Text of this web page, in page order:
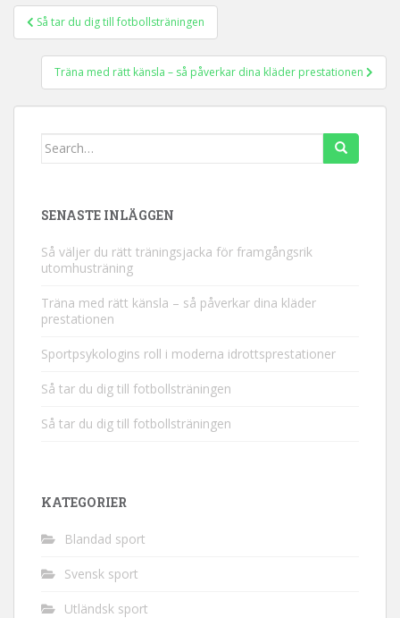
Inläggsnavigering
Så tar du dig till fotbollsträningen
Träna med rätt känsla – så påverkar dina kläder prestationen
Search
SENASTE INLÄGGEN
Så väljer du rätt träningsjacka för framgångsrik
utomhusträning
Träna med rätt känsla – så påverkar dina kläder
prestationen
Sportpsykologins roll i moderna idrottsprestationer
Så tar du dig till fotbollsträningen
Så tar du dig till fotbollsträningen
KATEGORIER
Blandad sport
Svensk sport
Utländsk sport